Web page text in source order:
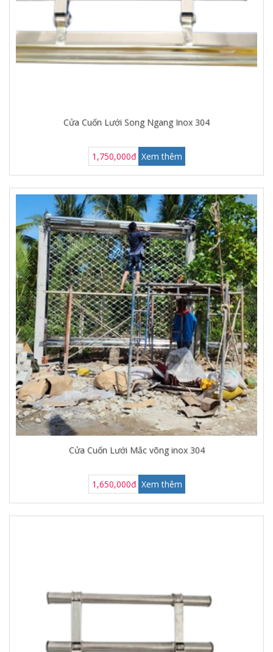
Cửa Cuốn Lưới Song Ngang Inox 304
1,750,000đ Xem thêm
Cửa Cuốn Lưới Mắc võng inox 304
1,650,000đ Xem thêm